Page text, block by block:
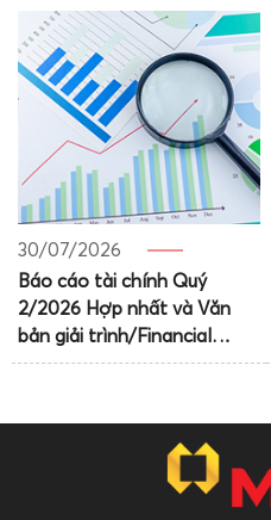
voting rights
30/07/2026
Báo cáo tài chính Quý
2/2026 Hợp nhất và Văn
bản giải trình/Financial
Statements Q2.2026
Explantion Letter